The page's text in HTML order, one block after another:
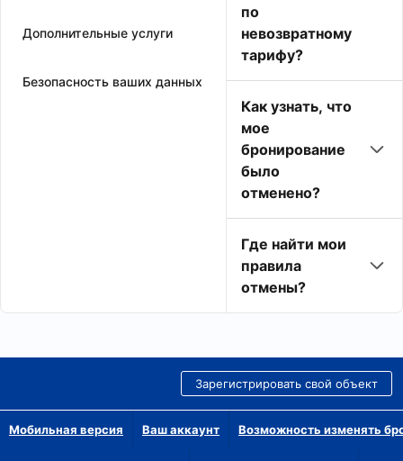
Дополнительные услуги
Безопасность ваших данных
по
невозвратному
тарифу?
Как узнать, что
мое
бронирование
было
отменено?
Где найти мои
правила
отмены?
Зарегистрировать свой объект
Мобильная версия Ваш аккаунт Возможность изменять